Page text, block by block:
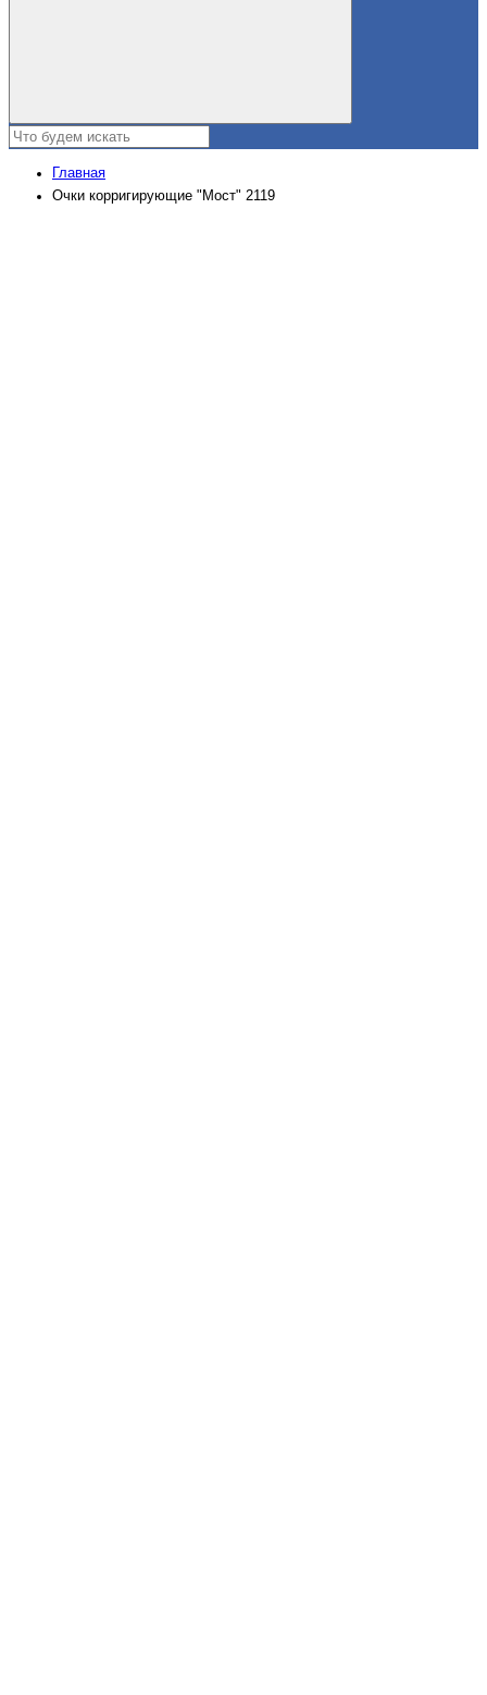
Главная
Очки корригирующие "Мост" 2119